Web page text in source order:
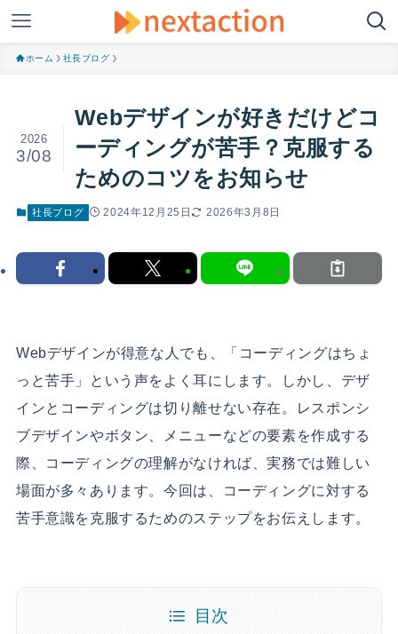
ホーム 社長ブログ
Webデザインが好きだけどコ
ーディングが苦手？克服する
ためのコツをお知らせ
2026
3/08
社長ブログ 2024年12月25日 2026年3月8日
Webデザインが得意な人でも、「コーディングはちょ
っと苦手」という声をよく耳にします。しかし、デザ
インとコーディングは切り離せない存在。レスポンシ
ブデザインやボタン、メニューなどの要素を作成する
際、コーディングの理解がなければ、実務では難しい
場面が多々あります。今回は、コーディングに対する
苦手意識を克服するためのステップをお伝えします。
目次